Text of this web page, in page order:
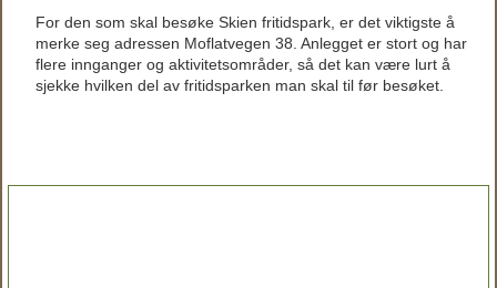
For den som skal besøke Skien fritidspark, er det viktigste å
merke seg adressen Moflatvegen 38. Anlegget er stort og har
flere innganger og aktivitetsområder, så det kan være lurt å
sjekke hvilken del av fritidsparken man skal til før besøket.